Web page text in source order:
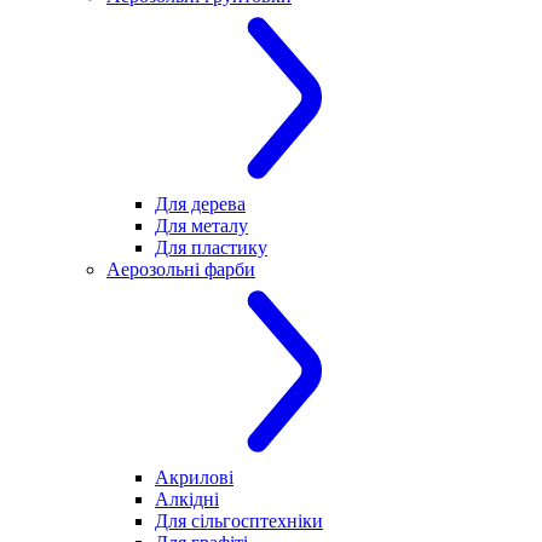
Для дерева
Для металу
Для пластику
Аерозольні фарби
Акрилові
Алкідні
Для cільгосптехніки